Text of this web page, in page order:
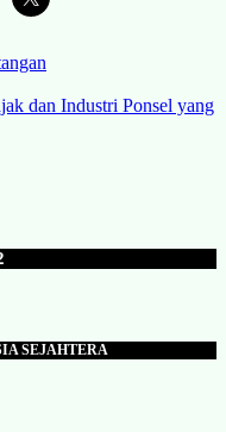
dan Industri Ponsel yang
SEJAHTERA